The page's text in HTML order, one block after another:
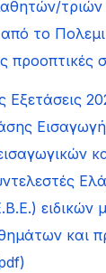
τριών
από το
προοπτικές
Εξετάσεις
ειδικών
και